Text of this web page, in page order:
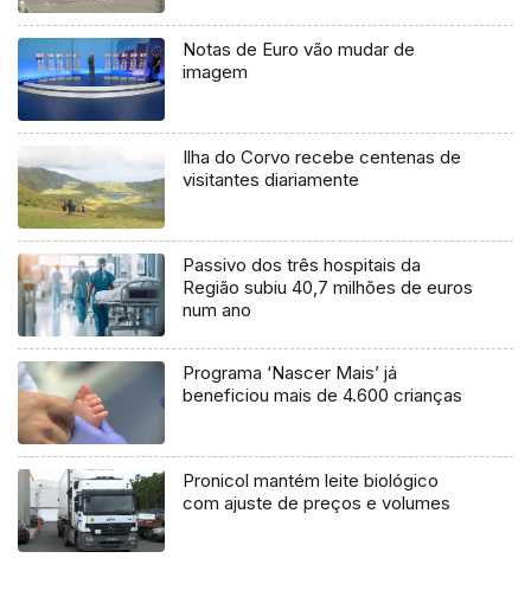
Notas de Euro vão mudar de
imagem
Ilha do Corvo recebe centenas de
visitantes diariamente
Passivo dos três hospitais da
Região subiu 40,7 milhões de euros
num ano
Programa ‘Nascer Mais’ já
beneficiou mais de 4.600 crianças
Pronicol mantém leite biológico
com ajuste de preços e volumes